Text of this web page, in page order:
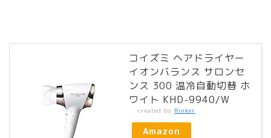
コイズミ ヘアドライヤー
イオンバランス サロンセ
ンス 300 温冷自動切替 ホ
ワイト KHD-9940/W
created by Rinker
Amazon